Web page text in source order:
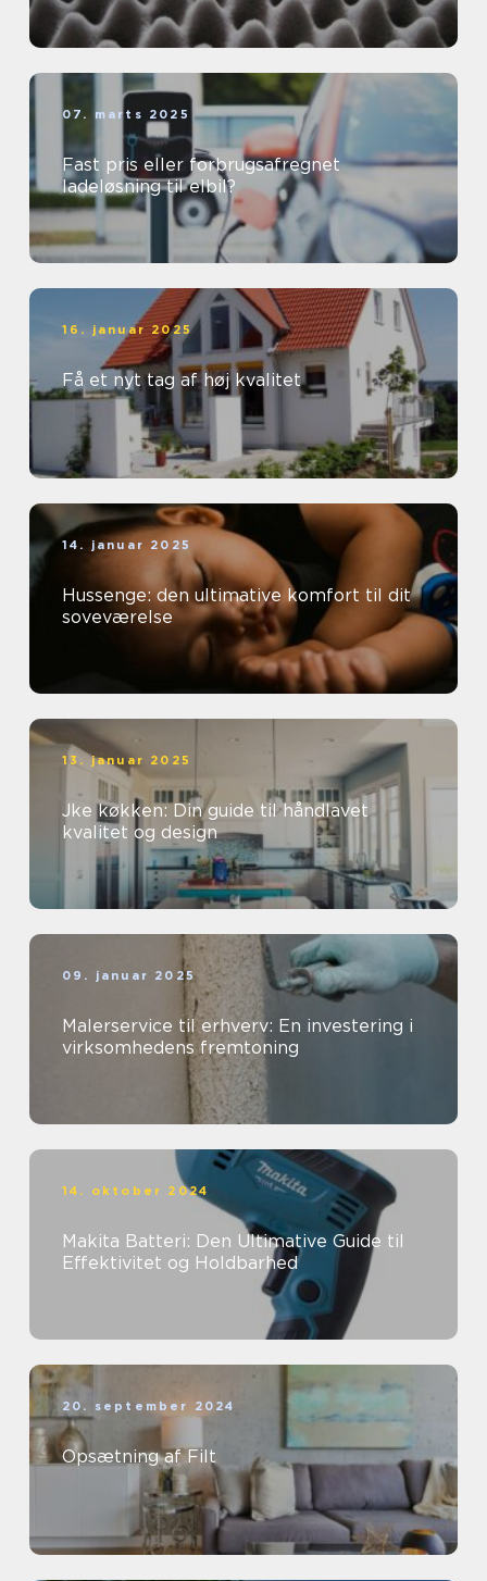
07. marts 2025
Fast pris eller forbrugsafregnet
ladeløsning til elbil?
16. januar 2025
Få et nyt tag af høj kvalitet
14. januar 2025
Hussenge: den ultimative komfort til dit
soveværelse
13. januar 2025
Jke køkken: Din guide til håndlavet
kvalitet og design
09. januar 2025
Malerservice til erhverv: En investering i
virksomhedens fremtoning
14. oktober 2024
Makita Batteri: Den Ultimative Guide til
Effektivitet og Holdbarhed
20. september 2024
Opsætning af Filt